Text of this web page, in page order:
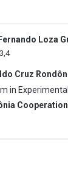
Fernando Loza
3 4
Cruz
in